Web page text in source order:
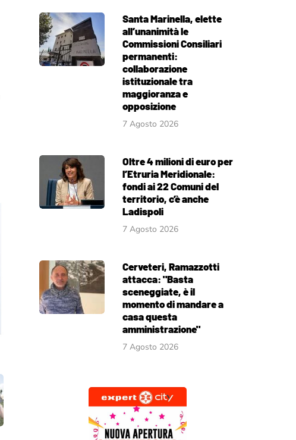
Santa Marinella, elette
all’unanimità le
Commissioni Consiliari
permanenti:
collaborazione
istituzionale tra
maggioranza e
opposizione
7 Agosto 2026
Oltre 4 milioni di euro per
l’Etruria Meridionale:
fondi ai 22 Comuni del
territorio, c’è anche
Ladispoli
7 Agosto 2026
Cerveteri, Ramazzotti
attacca: "Basta
sceneggiate, è il
momento di mandare a
casa questa
amministrazione"
7 Agosto 2026